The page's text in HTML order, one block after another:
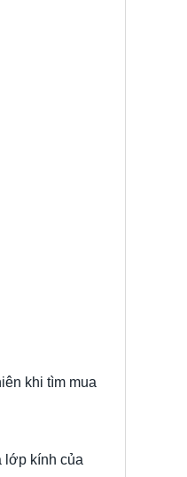
khi tìm mua
lớp kính của